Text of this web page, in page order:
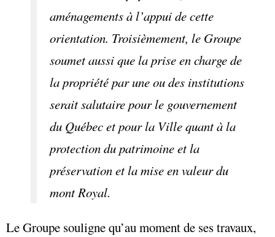
aménagements à l’appui de cette
orientation. Troisièmement, le Groupe
soumet aussi que la prise en charge de
la propriété par une ou des institutions
serait salutaire pour le gouvernement
du Québec et pour la Ville quant à la
protection du patrimoine et la
préservation et la mise en valeur du
mont Royal.
Le Groupe souligne qu’au moment de ses travaux,